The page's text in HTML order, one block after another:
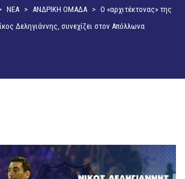
ΝΕΑ > ΑΝΔΡΙΚΗ ΟΜΑΔΑ > Ο «αρχιτέκτονας» της
Δεληγιάννης, συνεχίζει στον Απόλλωνα